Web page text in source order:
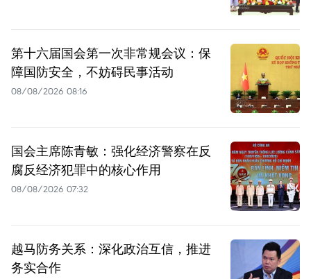
第十六届国会第一次非常规会议：保
障国防安全，不妨碍民事活动
08/08/2026 08:16
国会主席陈青敏：强化经济警察在反
腐反经济犯罪中的核心作用
08/08/2026 07:32
越马防务关系：深化政治互信，推进
务实合作